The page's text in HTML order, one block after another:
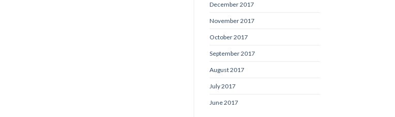
December 2017
November 2017
October 2017
September 2017
August 2017
July 2017
June 2017